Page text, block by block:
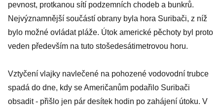
pevnost, protkanou sítí podzemních chodeb a bunkrů.
Nejvýznamnější součástí obrany byla hora Suribači, z níž
bylo možné ovládat pláže. Útok americké pěchoty byl proto
veden především na tuto stošedesátimetrovou horu.
Vztyčení vlajky navlečené na pohozené vodovodní trubce
spadá do dne, kdy se Američanům podařilo Suribači
obsadit - přišlo jen pár desítek hodin po zahájení útoku. V